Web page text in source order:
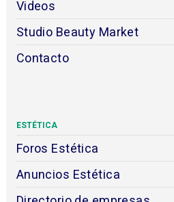
Videos
Studio Beauty Market
Contacto
ESTÉTICA
Foros Estética
Anuncios Estética